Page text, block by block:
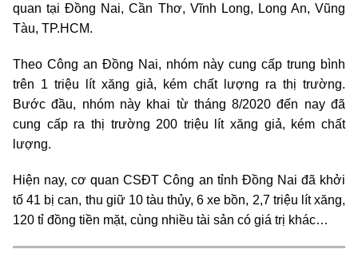
quan tại Đồng Nai, Cần Thơ, Vĩnh Long, Long An, Vũng
Tàu, TP.HCM.
Theo Công an Đồng Nai, nhóm này cung cấp trung bình
trên 1 triệu lít xăng giả, kém chất lượng ra thị trường.
Bước đầu, nhóm này khai từ tháng 8/2020 đến nay đã
cung cấp ra thị trường 200 triệu lít xăng giả, kém chất
lượng.
Hiện nay, cơ quan CSĐT Công an tỉnh Đồng Nai đã khởi
tố 41 bị can, thu giữ 10 tàu thủy, 6 xe bồn, 2,7 triệu lít xăng,
120 tỉ đồng tiền mặt, cùng nhiều tài sản có giá trị khác…